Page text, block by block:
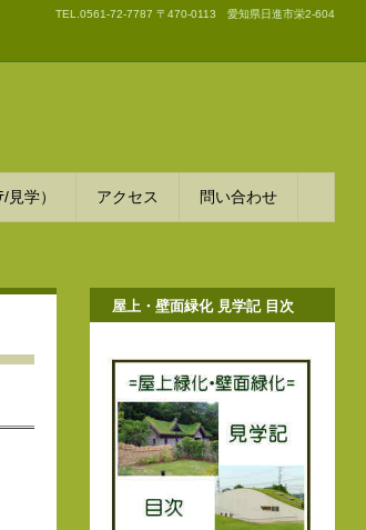
TEL. 0561-72-7787 〒470-0113 愛知県日進市栄2-604
見学） アクセス 問い合わせ
屋上・壁面緑化 見学記 目次